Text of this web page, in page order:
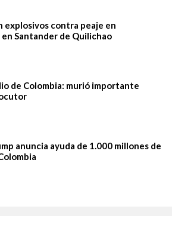
explosivos contra peaje en
Santander de Quilichao
de Colombia: murió importante
anuncia ayuda de 1.000 millones de